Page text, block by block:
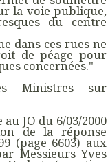
la voie publique,
du centre
dans ces rues ne
de péage pour
concernées."
Ministres sur
JO du 6/03/2000
de la réponse
(page 6603) aux
Messieurs Yves